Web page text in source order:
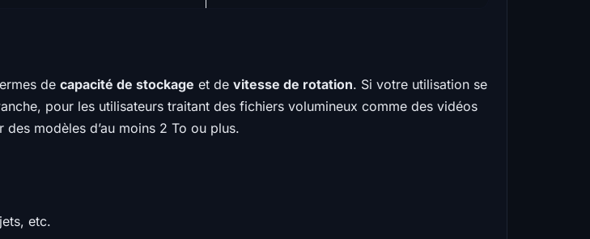
de capacité de stockage et de vitesse de rotation. Si votre utilisation se
pour les utilisateurs traitant des fichiers volumineux comme des vidéos
modèles d’au moins 2 To ou plus.
etc.